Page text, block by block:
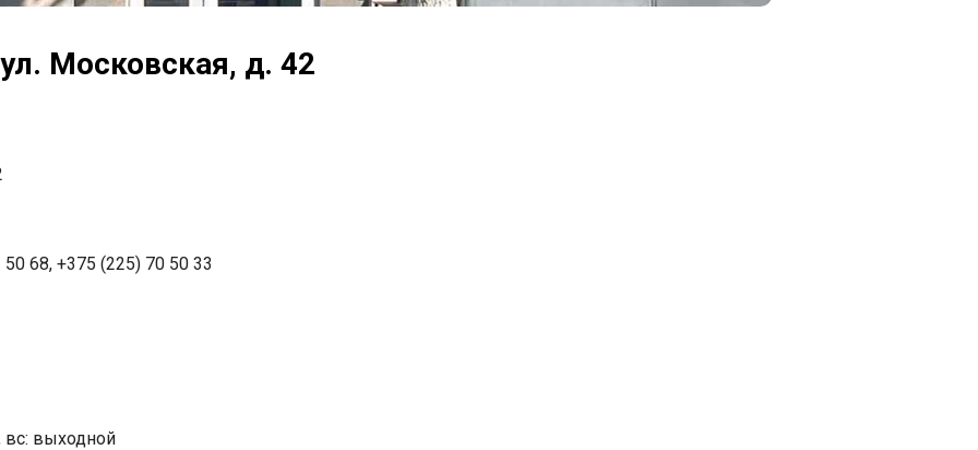
Московская, д. 42
68, +375 (225) 70 50 33
вс: выходной